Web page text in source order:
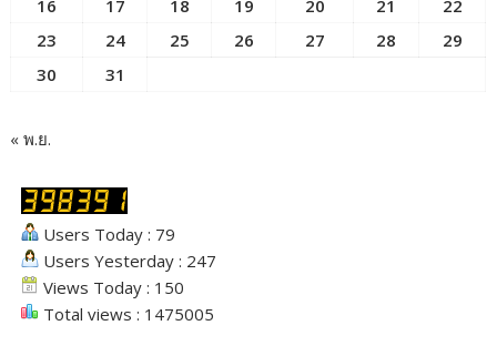
16
17 18 19 20 21
22
23
24 25 26 27 28
29
30
31
« พ.ย.
Users Today : 79
Users Yesterday : 247
Views Today : 150
Total views : 1475005